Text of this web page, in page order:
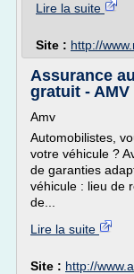
Lire la suite
Site : http://
Assurance
gratuit - AMV
Amv
Automobilistes,
votre véhicule ?
de garanties
véhicule : lieu de
de...
Lire la suite
Site : http://